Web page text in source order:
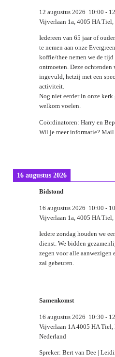
12 augustus 2026 10:00 -
Vijverlaan 1a, 4005 HA Tiel,
Iedereen van 65 jaar of
te nemen aan onze
koffie/thee nemen we de tijd
ontmoeten. Deze ochtenden
ingevuld, hetzij met een
activiteit.
Nog niet eerder in onze kerk
welkom voelen.
Coördinatoren: Harry en
Wil je meer informatie? Mail
16 augustus 2026
Bidstond
16 augustus 2026 10:00 -
Vijverlaan 1a, 4005 HA Tiel,
Iedere zondag houden we
dienst. We bidden
zegen voor alle aanwezigen
zal gebeuren.
Samenkomst
16 augustus 2026 10:30 -
Vijverlaan 1A 4005 HA Tiel,
Nederland
Spreker: Bert van Dee |